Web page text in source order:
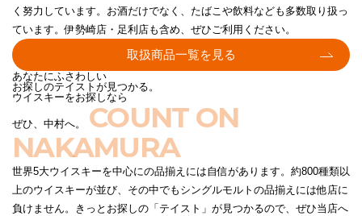
く努力しています。お酒だけでなく、たばこや飲料なども多数取り扱っ
ています。伊勢崎店・足利店も含め、ぜひご利用ください。
取扱商品一覧を見る
あなたにふさわしい
お探しのテイストが見つかる。
ウイスキーをお探しなら
ぜひ、中村へ。 COUNT ON
NAKAMURA
世界5大ウイスキーを中心にの品揃えには自信があります。約800種類以
上のウイスキーが並び、その中でもシングルモルトの品揃えには他店に
負けません。きっとお探しの「テイスト」が見つかるので、ぜひ当店へ